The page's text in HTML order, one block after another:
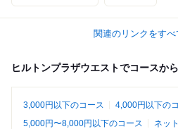
関連のリンクをす
ヒルトンプラザウエストでコースか
3,000円以下のコース
4,000円以下の
5,000円〜8,000円以下のコース
ネッ